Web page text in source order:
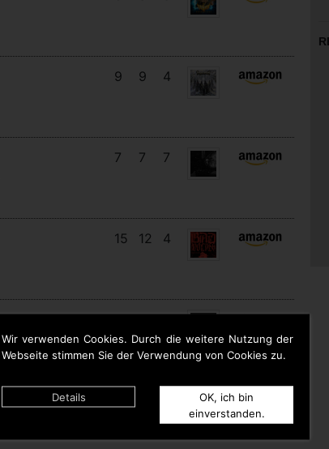
Wir verwenden Cookies. Durch die weitere Nutzung der
Webseite stimmen Sie der Verwendung von Cookies zu.
Details
OK, ich bin
einverstanden.
9 9 4
7 7 7
15 12 4
11 7 4